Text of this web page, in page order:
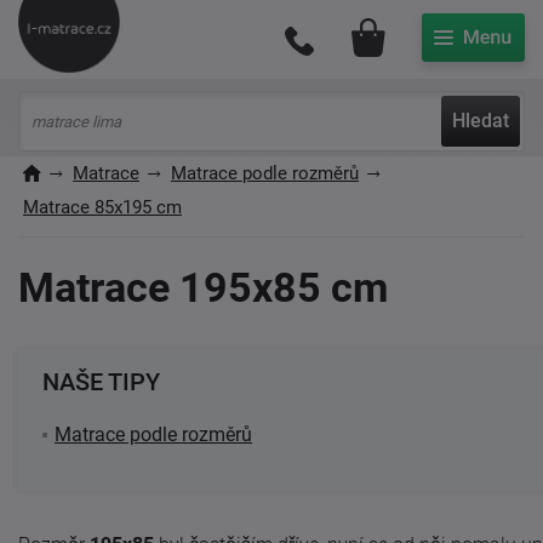
Hledat
Můj účet
Matrace
Matrace podle rozměrů
Matrace 85x195 cm
Matrace 195x85 cm
NAŠE TIPY
Matrace podle rozměrů